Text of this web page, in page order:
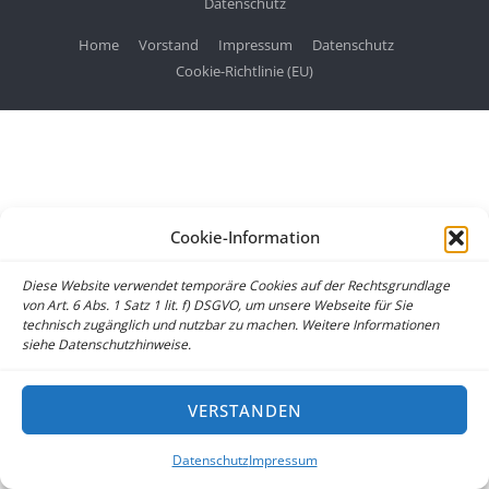
Cookie-Information
Diese Website verwendet temporäre Cookies auf der Rechtsgrundlage
von Art. 6 Abs. 1 Satz 1 lit. f) DSGVO, um unsere Webseite für Sie
technisch zugänglich und nutzbar zu machen. Weitere Informationen
siehe Datenschutzhinweise.
VERSTANDEN
DatenschutzImpressum
Home Vorstand Impressum
Datenschutz
Cookie-Richtlinie (EU)